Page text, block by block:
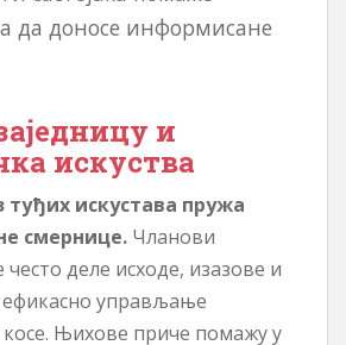
да доносе информисане
и
искуства
искустава пружа
смернице. Чланови
често деле исходе, изазове и
ефикасно управљање
Њихове приче помажу у